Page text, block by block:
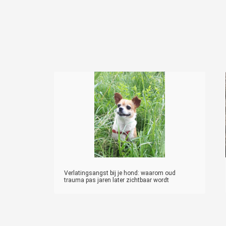
Verlatingsangst bij je hond: waarom oud
trauma pas jaren later zichtbaar wordt